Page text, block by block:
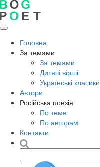
Головна
За темами
За темами
Дитячі вірші
Українські класики
Автори
Російська поезія
По теме
По авторам
Контакти